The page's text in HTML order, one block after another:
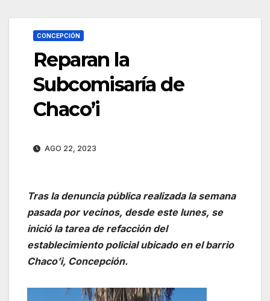
CONCEPCIÓN
Reparan la
Subcomisaría de
Chaco’i
AGO 22, 2023
Tras la denuncia pública realizada la semana
pasada por vecinos, desde este lunes, se
inició la tarea de refacción del
establecimiento policial ubicado en el barrio
Chaco’i, Concepción.